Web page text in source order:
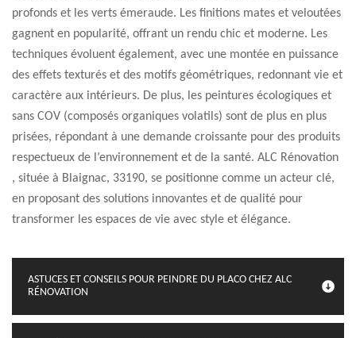
profonds et les verts émeraude. Les finitions mates et veloutées
gagnent en popularité, offrant un rendu chic et moderne. Les
techniques évoluent également, avec une montée en puissance
des effets texturés et des motifs géométriques, redonnant vie et
caractère aux intérieurs. De plus, les peintures écologiques et
sans COV (composés organiques volatils) sont de plus en plus
prisées, répondant à une demande croissante pour des produits
respectueux de l’environnement et de la santé. ALC Rénovation
, située à Blaignac, 33190, se positionne comme un acteur clé,
en proposant des solutions innovantes et de qualité pour
transformer les espaces de vie avec style et élégance.
ASTUCES ET CONSEILS POUR PEINDRE DU PLACO CHEZ ALC
RÉNOVATION